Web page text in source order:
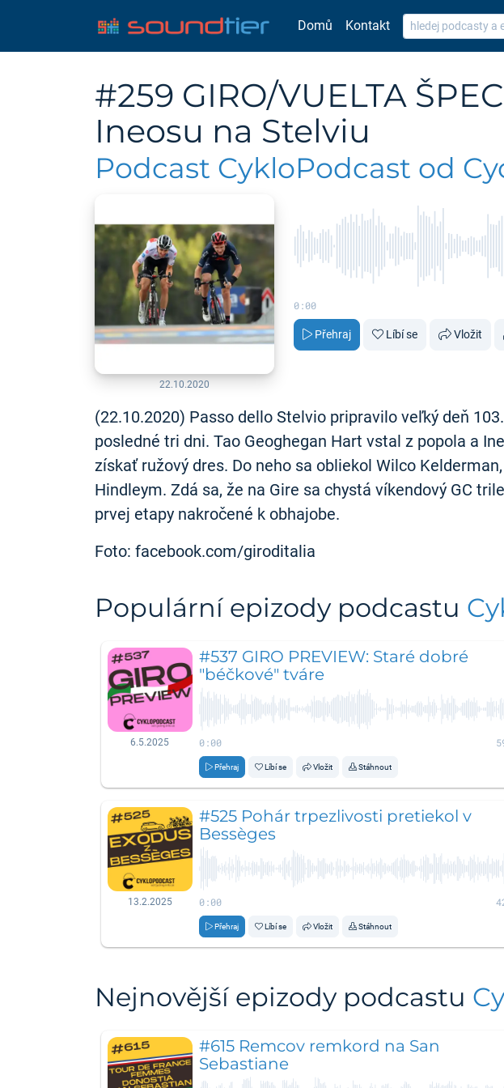
Domů Kontakt
#259 GIRO/VUELTA
Ineosu na Stelviu
Podcast CykloPodcast od
22.10.2020
0:00
Přehraj Líbí se Vložit
(22.10.2020) Passo dello Stelvio pripravilo veľký deň
posledné tri dni. Tao Geoghegan Hart vstal z popola a
získať ružový dres. Do neho sa obliekol Wilco
Hindleym. Zdá sa, že na Gire sa chystá víkendový GC
prvej etapy nakročené k obhajobe.
Foto: facebook.com/giroditalia
Populární epizody podcastu
6.5.2025
#537 GIRO PREVIEW: Staré dobré
"béčkové" tváre
0:00
Přehraj Líbí se Vložit Stáhnout
13.2.2025
#525 Pohár trpezlivosti pretiekol v
Bessèges
0:00
Přehraj Líbí se Vložit Stáhnout
Nejnovější epizody podcastu
#615 Remcov remkord na San
Sebastiane